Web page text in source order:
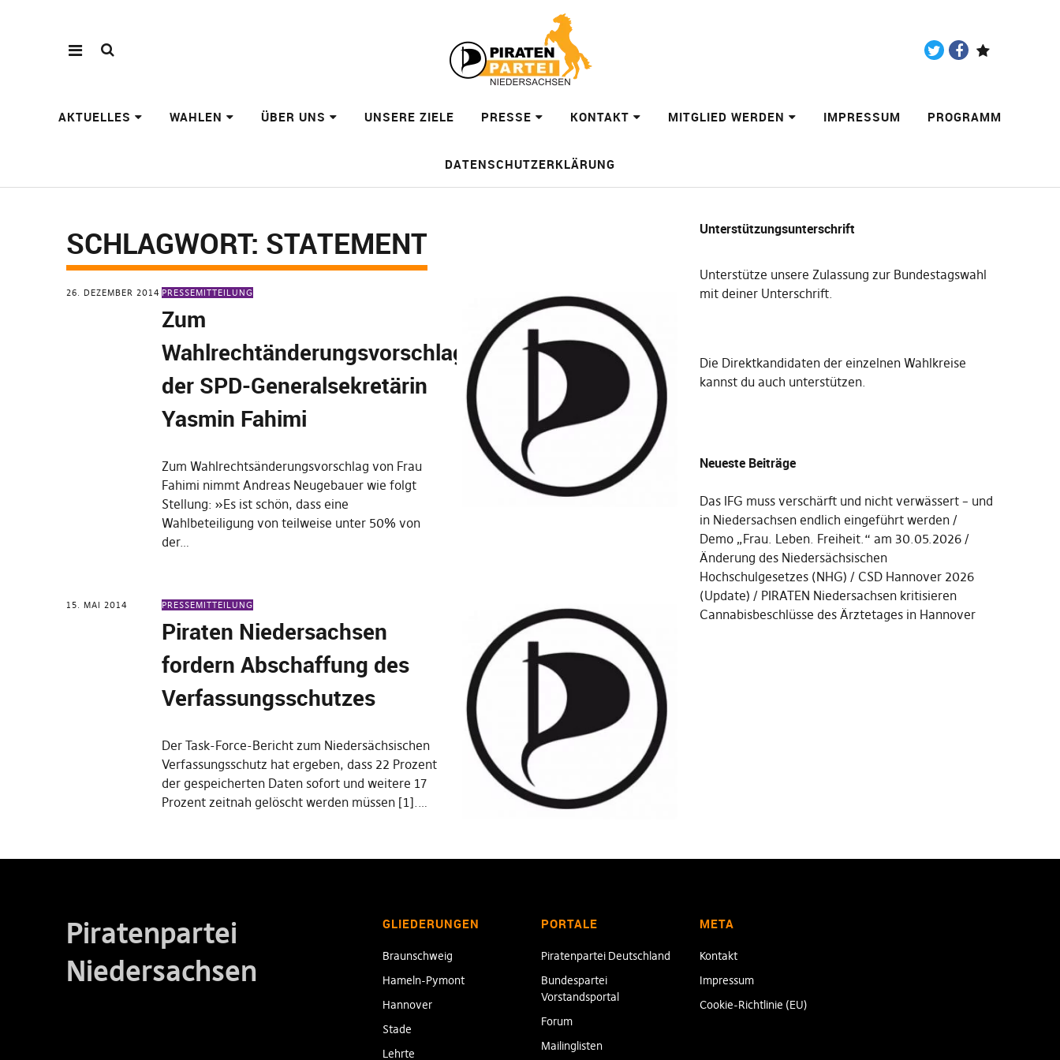
AKTUELLES WAHLEN ÜBER UNS UNSERE ZIELE PRESSE KONTAKT MITGLIED WERDEN IMPRESSUM PROGRAMM
DATENSCHUTZERKLÄRUNG
SCHLAGWORT: STATEMENT
26. DEZEMBER 2014 PRESSEMITTEILUNG
Zum
Wahlrechtänderungsvorschlag
der SPD-Generalsekretärin
Yasmin Fahimi
Zum Wahlrechtsänderungsvorschlag von Frau
Fahimi nimmt Andreas Neugebauer wie folgt
Stellung: »Es ist schön, dass eine
Wahlbeteiligung von teilweise unter 50% von
der…
15. MAI 2014 PRESSEMITTEILUNG
Piraten Niedersachsen
fordern Abschaffung des
Verfassungsschutzes
Der Task-Force-Bericht zum Niedersächsischen
Verfassungsschutz hat ergeben, dass 22 Prozent
der gespeicherten Daten sofort und weitere 17
Prozent zeitnah gelöscht werden müssen [1].…
Unterstützungsunterschrift
Unterstütze unsere Zulassung zur Bundestagswahl
mit deiner Unterschrift.
Die Direktkandidaten der einzelnen Wahlkreise
kannst du auch unterstützen.
Neueste Beiträge
Das IFG muss verschärft und nicht verwässert – und
in Niedersachsen endlich eingeführt werden
Demo „Frau. Leben. Freiheit.“ am 30.05.2026
Änderung des Niedersächsischen
Hochschulgesetzes (NHG)
CSD Hannover 2026
(Update)
PIRATEN Niedersachsen kritisieren
Cannabisbeschlüsse des Ärztetages in Hannover
Piratenpartei
Niedersachsen
GLIEDERUNGEN
Braunschweig
Hameln-Pymont
Hannover
Stade
Lehrte
PORTALE
Piratenpartei Deutschland
Bundespartei
Vorstandsportal
Forum
Mailinglisten
META
Kontakt
Impressum
Cookie-Richtlinie (EU)